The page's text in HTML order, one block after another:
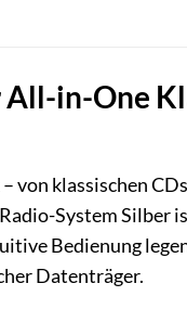
All-in-One
von klassischen
System Silber
Bedienung
Datenträger.